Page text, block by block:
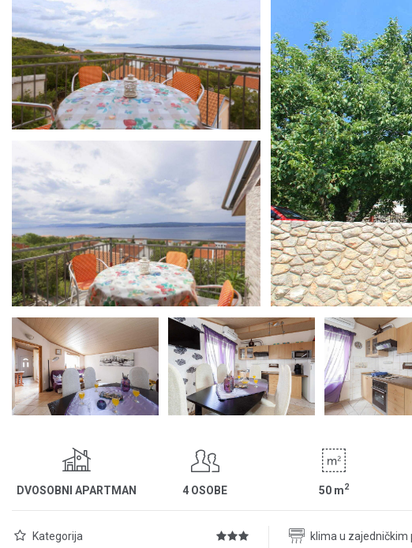
DVOSOBNI APARTMAN 4 OSOBE 50 m2
Kategorija klima u zajedničkim